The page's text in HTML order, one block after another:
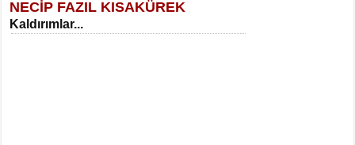
SELAHATTİN YILDIZ
NECİP FAZIL KISAKÜREK
Kaldırımlar...